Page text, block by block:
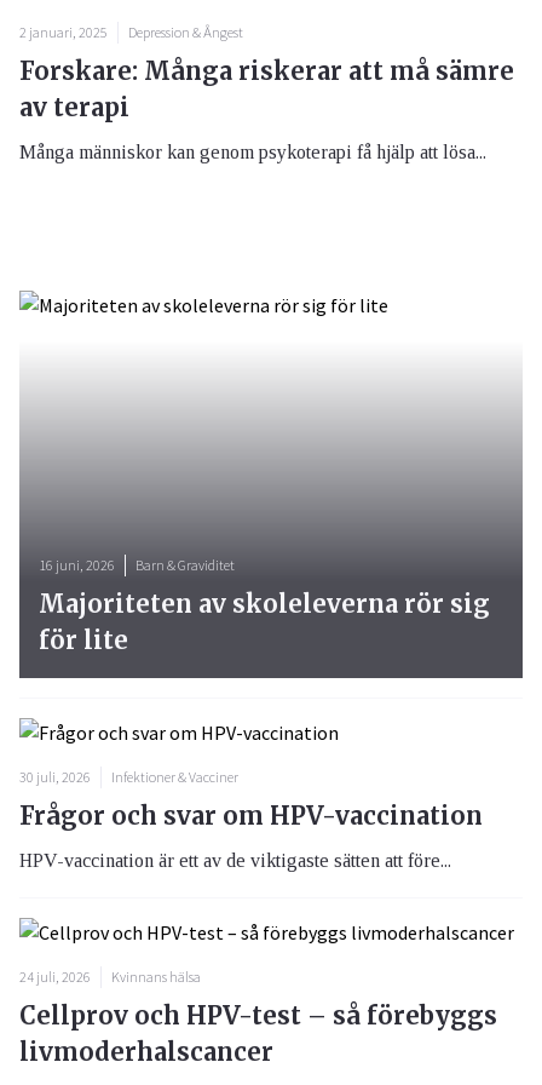
2 januari, 2025 Depression & Ångest
Forskare: Många riskerar att må sämre
av terapi
Många människor kan genom psykoterapi få hjälp att lösa...
30 juli, 2026 Infektioner & Vacciner
Frågor och svar om HPV-vaccination
HPV-vaccination är ett av de viktigaste sätten att före...
24 juli, 2026 Kvinnans hälsa
Cellprov och HPV-test – så förebyggs
livmoderhalscancer
16 juni, 2026 Barn & Graviditet
Majoriteten av skoleleverna rör sig
för lite